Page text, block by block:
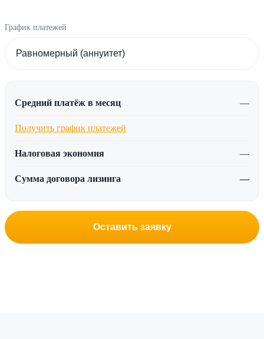
График платежей
Средний платёж в месяц —
Получить график платежей
Налоговая экономия —
Сумма договора лизинга —
Оставить заявку